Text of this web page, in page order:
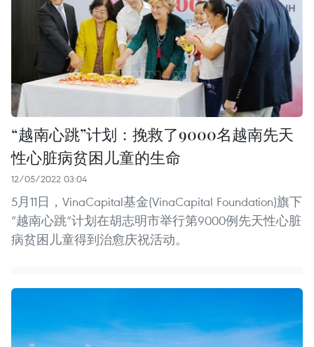
“越南心跳”计划：挽救了9000名越南先天
性心脏病贫困儿童的生命
12/05/2022 03:04
5月11日，VinaCapital基金(VinaCapital Foundation)旗下
“越南心跳”计划在胡志明市举行第9000例先天性心脏
病贫困儿童得到治愈庆祝活动。